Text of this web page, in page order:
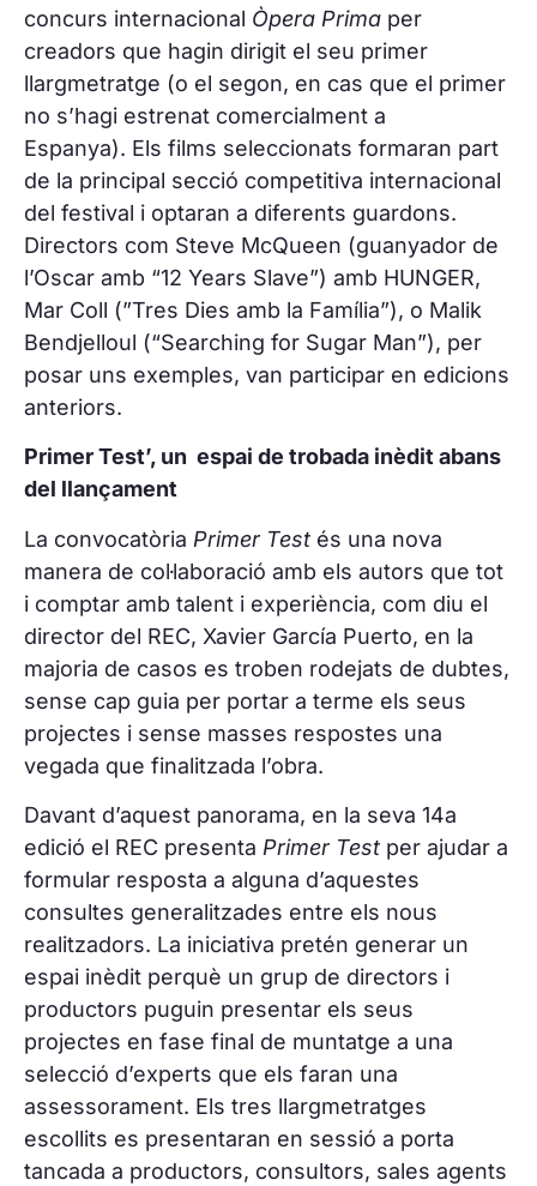
concurs internacional Òpera Prima per
creadors que hagin dirigit el seu primer
llargmetratge (o el segon, en cas que el primer
no s’hagi estrenat comercialment a
Espanya). Els films seleccionats formaran part
de la principal secció competitiva internacional
del festival i optaran a diferents guardons.
Directors com Steve McQueen (guanyador de
l’Oscar amb “12 Years Slave”) amb HUNGER,
Mar Coll (”Tres Dies amb la Família”), o Malik
Bendjelloul (“Searching for Sugar Man”), per
posar uns exemples, van participar en edicions
anteriors.
Primer Test’, un espai de trobada inèdit abans
del llançament
La convocatòria Primer Test és una nova
manera de col·laboració amb els autors que tot
i comptar amb talent i experiència, com diu el
director del REC, Xavier García Puerto, en la
majoria de casos es troben rodejats de dubtes,
sense cap guia per portar a terme els seus
projectes i sense masses respostes una
vegada que finalitzada l’obra.
Davant d’aquest panorama, en la seva 14a
edició el REC presenta Primer Test per ajudar a
formular resposta a alguna d’aquestes
consultes generalitzades entre els nous
realitzadors. La iniciativa pretén generar un
espai inèdit perquè un grup de directors i
productors puguin presentar els seus
projectes en fase final de muntatge a una
selecció d’experts que els faran una
assessorament. Els tres llargmetratges
escollits es presentaran en sessió a porta
tancada a productors, consultors, sales agents